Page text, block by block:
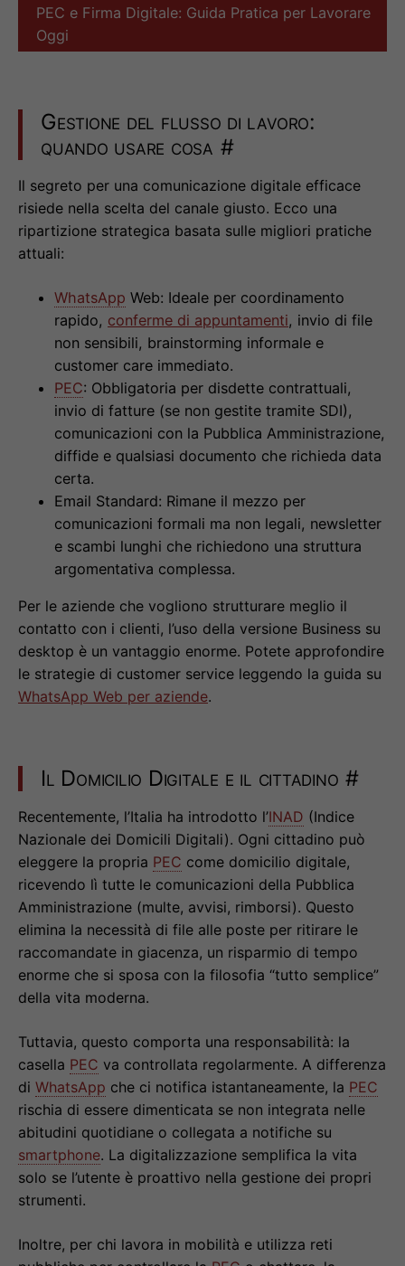
PEC e Firma Digitale: Guida Pratica per Lavorare
Oggi
Gestione del flusso di lavoro:
quando usare cosa #
Il segreto per una comunicazione digitale efficace
risiede nella scelta del canale giusto. Ecco una
ripartizione strategica basata sulle migliori pratiche
attuali:
WhatsApp Web: Ideale per coordinamento
rapido, conferme di appuntamenti, invio di file
non sensibili, brainstorming informale e
customer care immediato.
PEC: Obbligatoria per disdette contrattuali,
invio di fatture (se non gestite tramite SDI),
comunicazioni con la Pubblica Amministrazione,
diffide e qualsiasi documento che richieda data
certa.
Email Standard: Rimane il mezzo per
comunicazioni formali ma non legali, newsletter
e scambi lunghi che richiedono una struttura
argomentativa complessa.
Per le aziende che vogliono strutturare meglio il
contatto con i clienti, l’uso della versione Business su
desktop è un vantaggio enorme. Potete approfondire
le strategie di customer service leggendo la guida su
WhatsApp Web per aziende.
Il Domicilio Digitale e il cittadino #
Recentemente, l’Italia ha introdotto l’INAD (Indice
Nazionale dei Domicili Digitali). Ogni cittadino può
eleggere la propria PEC come domicilio digitale,
ricevendo lì tutte le comunicazioni della Pubblica
Amministrazione (multe, avvisi, rimborsi). Questo
elimina la necessità di file alle poste per ritirare le
raccomandate in giacenza, un risparmio di tempo
enorme che si sposa con la filosofia “tutto semplice”
della vita moderna.
Tuttavia, questo comporta una responsabilità: la
casella PEC va controllata regolarmente. A differenza
di WhatsApp che ci notifica istantaneamente, la PEC
rischia di essere dimenticata se non integrata nelle
abitudini quotidiane o collegata a notifiche su
smartphone. La digitalizzazione semplifica la vita
solo se l’utente è proattivo nella gestione dei propri
strumenti.
Inoltre, per chi lavora in mobilità e utilizza reti